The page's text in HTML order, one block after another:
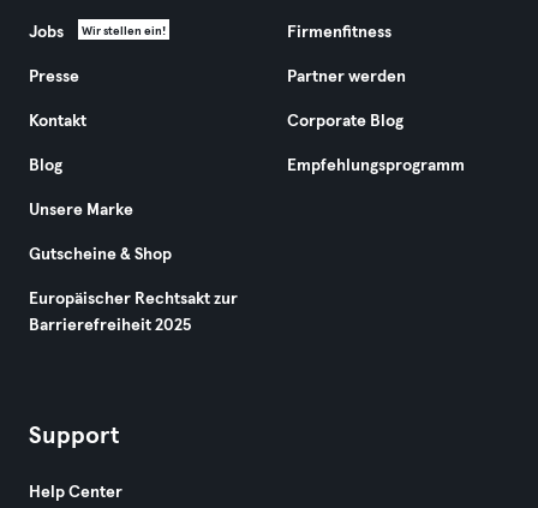
Jobs Wir stellen ein!
Presse
Kontakt
Blog
Unsere Marke
Gutscheine & Shop
Europäischer Rechtsakt zur
Barrierefreiheit 2025
Firmenfitness
Partner werden
Corporate Blog
Empfehlungsprogramm
Support
Help Center